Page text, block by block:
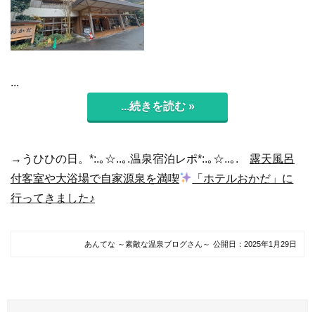
...
...続きを読む »
→うひひの日。*:.｡☆..｡.温泉宿泊レポ*:.｡☆..｡. 露天風呂
付客室や大浴場で自家源泉を満喫
「ホテルおかだ」に
行ってきました♪
あんてな ～素敵な温泉ブログさん～ 公開日： 2025年1月29日